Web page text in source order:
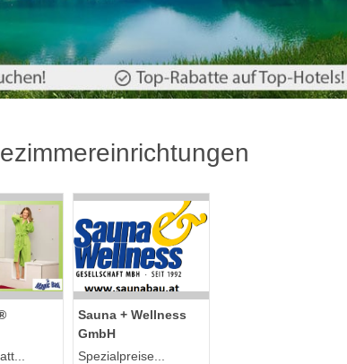
Sauna + Wellness
GmbH
Spezialpreise...